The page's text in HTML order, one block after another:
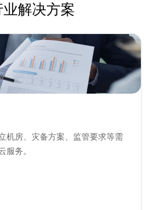
解决方案
机房、灾备方案、监管要求等需
服务。